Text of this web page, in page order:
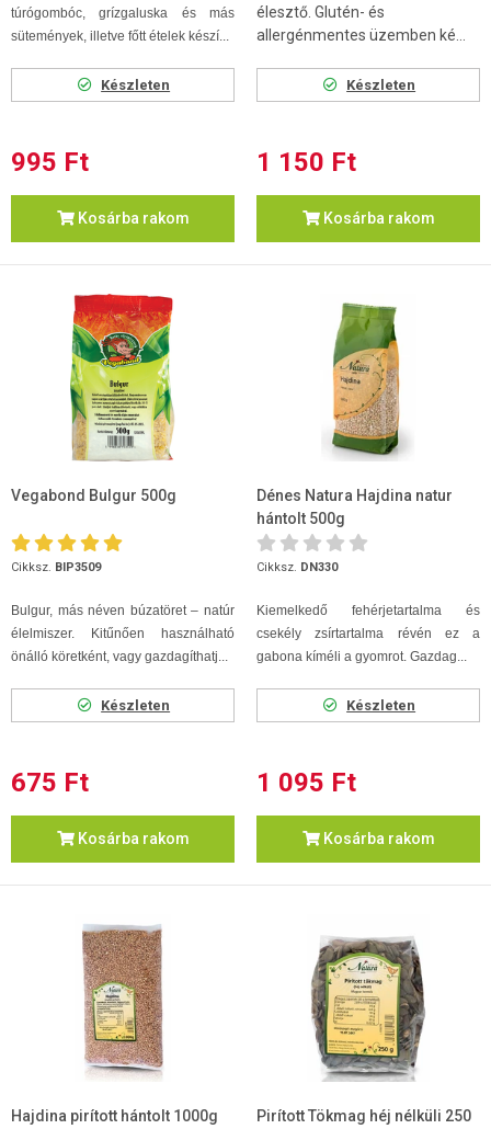
túrógombóc, grízgaluska és más
sütemények, illetve főtt ételek készí...
Készleten
995 Ft
Kosárba rakom
élesztő. Glutén- és
allergénmentes üzemben ké...
Készleten
1 150 Ft
Kosárba rakom
Vegabond Bulgur 500g
Cikksz. BIP3509
Bulgur, más néven búzatöret – natúr
élelmiszer. Kitűnően használható
önálló köretként, vagy gazdagíthatj...
Készleten
675 Ft
Kosárba rakom
Dénes Natura Hajdina natur
hántolt 500g
Cikksz. DN330
Kiemelkedő fehérjetartalma és
csekély zsírtartalma révén ez a
gabona kíméli a gyomrot. Gazdag...
Készleten
1 095 Ft
Kosárba rakom
Hajdina pirított hántolt 1000g
Pirított Tökmag héj nélküli 250